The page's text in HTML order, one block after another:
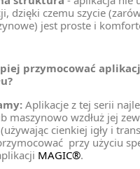
dzięki czemu szycie
jest proste i
przymocować
Aplikacje z tej serii
maszynowo wzdłuż jej
cienkiej igły i
przy użyciu
MAGIC®.